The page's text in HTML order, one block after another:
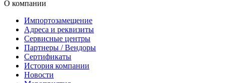
О компании
Импортозамещение
Адреса и реквизиты
Сервисные центры
Партнеры / Вендоры
Сертификаты
История компании
Новости